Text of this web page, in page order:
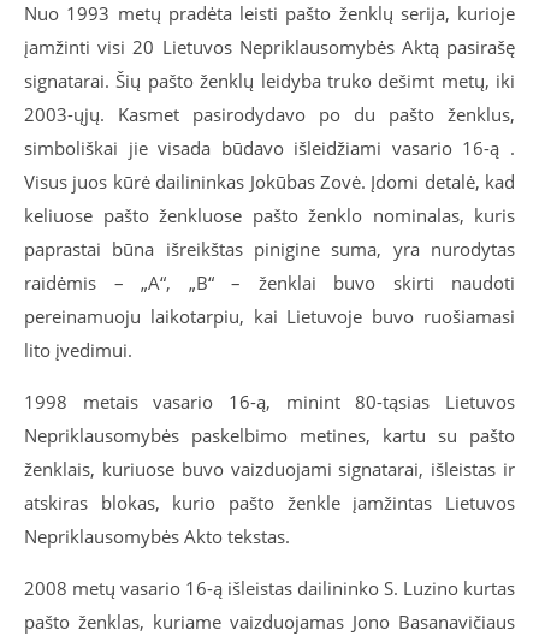
Nuo 1993 metų pradėta leisti pašto ženklų serija, kurioje
įamžinti visi 20 Lietuvos Nepriklausomybės Aktą pasirašę
signatarai. Šių pašto ženklų leidyba truko dešimt metų, iki
2003-ųjų. Kasmet pasirodydavo po du pašto ženklus,
simboliškai jie visada būdavo išleidžiami vasario 16-ą .
Visus juos kūrė dailininkas Jokūbas Zovė. Įdomi detalė, kad
keliuose pašto ženkluose pašto ženklo nominalas, kuris
paprastai būna išreikštas pinigine suma, yra nurodytas
raidėmis – „A“, „B“ – ženklai buvo skirti naudoti
pereinamuoju laikotarpiu, kai Lietuvoje buvo ruošiamasi
lito įvedimui.
1998 metais vasario 16-ą, minint 80-tąsias Lietuvos
Nepriklausomybės paskelbimo metines, kartu su pašto
ženklais, kuriuose buvo vaizduojami signatarai, išleistas ir
atskiras blokas, kurio pašto ženkle įamžintas Lietuvos
Nepriklausomybės Akto tekstas.
2008 metų vasario 16-ą išleistas dailininko S. Luzino kurtas
pašto ženklas, kuriame vaizduojamas Jono Basanavičiaus